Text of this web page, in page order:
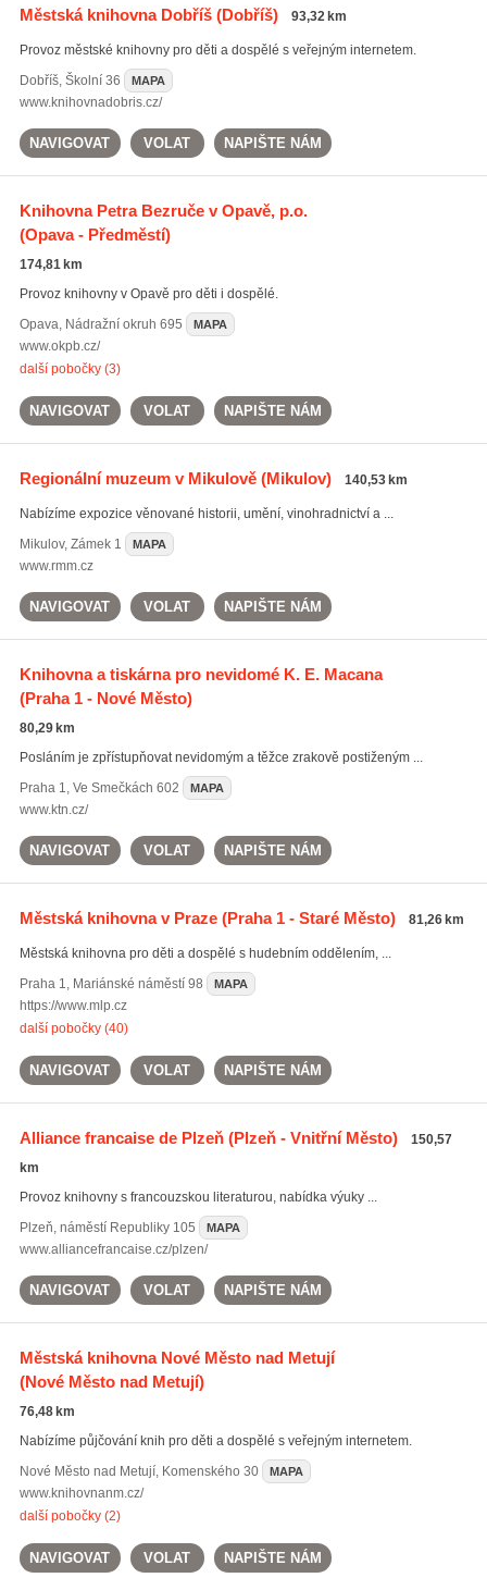
Městská knihovna Dobříš(Dobříš) 93,32 km
Provoz městské knihovny pro děti a dospělé s veřejným internetem.
Dobříš, Školní 36 MAPA
www.knihovnadobris.cz/
NAVIGOVAT VOLAT NAPIŠTE NÁM
Knihovna Petra Bezruče v Opavě, p.o.
(Opava - Předměstí)
174,81 km
Provoz knihovny v Opavě pro děti i dospělé.
Opava, Nádražní okruh 695 MAPA
www.okpb.cz/
další pobočky (3)
NAVIGOVAT VOLAT NAPIŠTE NÁM
Regionální muzeum v Mikulově(Mikulov) 140,53 km
Nabízíme expozice věnované historii, umění, vinohradnictví a ...
Mikulov, Zámek 1 MAPA
www.rmm.cz
NAVIGOVAT VOLAT NAPIŠTE NÁM
Knihovna a tiskárna pro nevidomé K. E. Macana
(Praha 1 - Nové Město)
80,29 km
Posláním je zpřístupňovat nevidomým a těžce zrakově postiženým ...
Praha 1, Ve Smečkách 602 MAPA
www.ktn.cz/
NAVIGOVAT VOLAT NAPIŠTE NÁM
Městská knihovna v Praze(Praha 1 - Staré Město) 81,26 km
Městská knihovna pro děti a dospělé s hudebním oddělením, ...
Praha 1, Mariánské náměstí 98 MAPA
https://www.mlp.cz
další pobočky (40)
NAVIGOVAT VOLAT NAPIŠTE NÁM
Alliance francaise de Plzeň(Plzeň - Vnitřní Město)
150,57
km
Provoz knihovny s francouzskou literaturou, nabídka výuky ...
Plzeň, náměstí Republiky 105 MAPA
www.alliancefrancaise.cz/plzen/
NAVIGOVAT VOLAT NAPIŠTE NÁM
Městská knihovna Nové Město nad Metují
(Nové Město nad Metují)
76,48 km
Nabízíme půjčování knih pro děti a dospělé s veřejným internetem.
Nové Město nad Metují, Komenského 30 MAPA
www.knihovnanm.cz/
další pobočky (2)
NAVIGOVAT VOLAT NAPIŠTE NÁM